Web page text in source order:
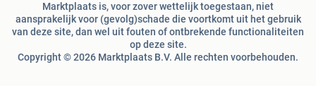
Marktplaats is, voor zover wettelijk toegestaan, niet
aansprakelijk voor (gevolg)schade die voortkomt uit het gebruik
van deze site, dan wel uit fouten of ontbrekende functionaliteiten
op deze site.
Copyright © 2026 Marktplaats B.V. Alle rechten voorbehouden.